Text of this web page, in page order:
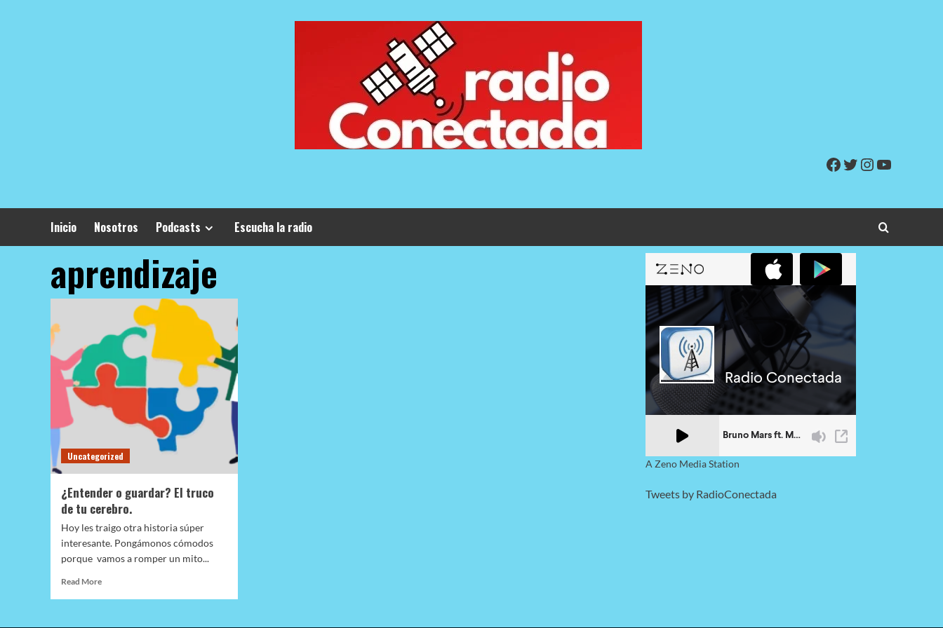
Facebook
Twitter
Instagram
YouTube
Inicio Nosotros Podcasts Escucha la radio
aprendizaje
Uncategorized
¿Entender o guardar? El truco
de tu cerebro.
Hoy les traigo otra historia súper
interesante. Pongámonos cómodos
porque vamos a romper un mito...
Read MoreRead
A Zeno Media Station
Tweets by RadioConectada